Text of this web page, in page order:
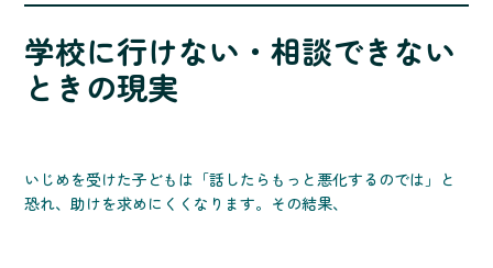
学校に行けない・相談できない
ときの現実
いじめを受けた子どもは「話したらもっと悪化するのでは」と
恐れ、助けを求めにくくなります。その結果、